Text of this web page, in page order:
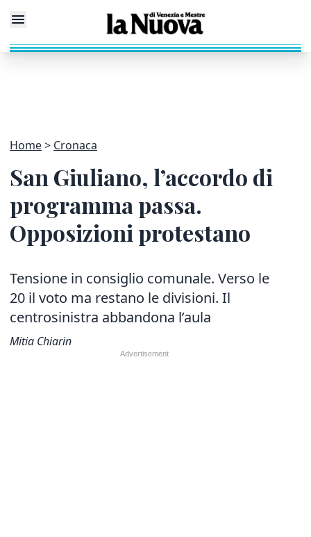
Home Cronaca
San Giuliano, l’accordo di
programma passa.
Opposizioni protestano
Tensione in consiglio comunale. Verso le
20 il voto ma restano le divisioni. Il
centrosinistra abbandona l’aula
Mitia Chiarin